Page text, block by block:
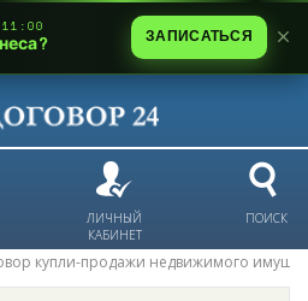
ЛИЧНЫЙ
КАБИНЕТ
ПОИСК
купли-продажи недвижимого
ЗАПИСАТЬСЯ